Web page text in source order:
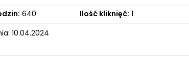
640 Ilość kliknięć: 1
10.04.2024